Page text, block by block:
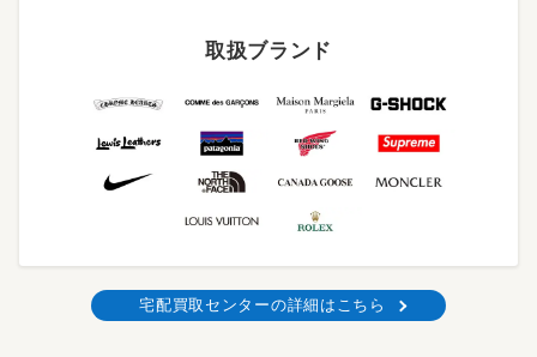
取扱ブランド
宅配買取センターの詳細はこちら